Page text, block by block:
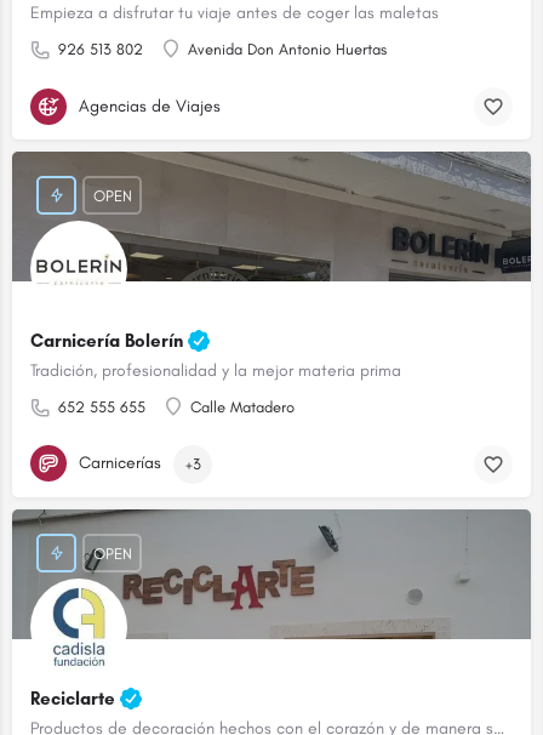
Empieza a disfrutar tu viaje antes de coger las maletas
926 513 802 Avenida Don Antonio Huertas
Agencias de Viajes
Carnicería Bolerín
Tradición, profesionalidad y la mejor materia prima
652 555 655 Calle Matadero
OPEN
Carnicerías +3
Reciclarte
Productos de decoración hechos con el corazón y de manera sostenible.
OPEN